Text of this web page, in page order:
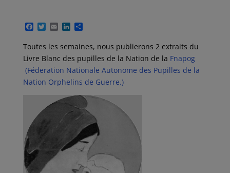
F
c
e
b
o
o
k
T
i
t
t
e
r
E
a
l
L
n
k
e
d
I
n
P
r
t
a
g
e
r
Toutes les semaines, nous publierons 2 extraits du
Livre Blanc des pupilles de la Nation de la Fnapog
(Féderation Nationale Autonome des Pupilles de la
Nation Orphelins de Guerre.)